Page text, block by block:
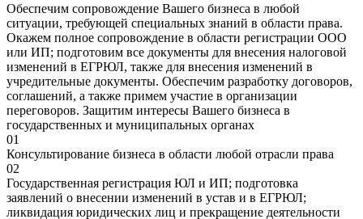
Обеспечим сопровождение Вашего бизнеса в любой
ситуации, требующей специальных знаний в области права.
Окажем полное сопровождение в области регистрации ООО
или ИП; подготовим все документы для внесения налоговой
изменений в ЕГРЮЛ, также для внесения изменений в
учредительные документы. Обеспечим разработку договоров,
соглашений, а также примем участие в организации
переговоров. Защитим интересы Вашего бизнеса в
государственных и муниципальных органах
01
Консультирование бизнеса в области любой отрасли права
02
Государственная регистрация ЮЛ и ИП; подготовка
заявлений о внесении изменений в устав и в ЕГРЮЛ;
ликвидация юридических лиц и прекращение деятельности